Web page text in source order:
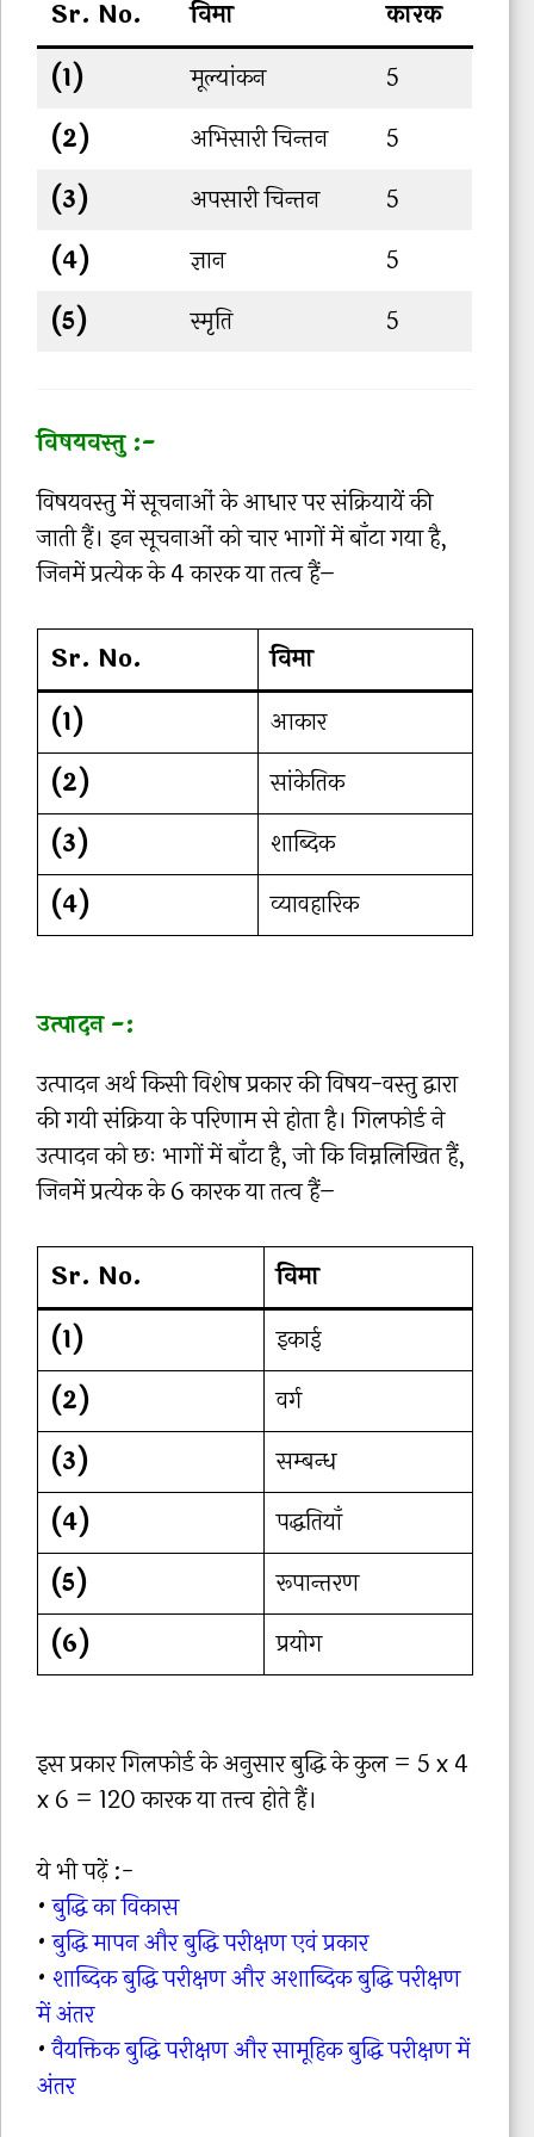
Sr. No. विमा
कारक
(1)
मूल्यांकन
5
(2)
अभिसारी चिन्तन
5
(3)
अपसारी चिन्तन
5
(4)
ज्ञान
5
(5)
स्मृति 5
विषयवस्तु :-
विषयवस्तु में सूचनाओं के आधार पर संक्रियायें की
जाती हैं। इन सूचनाओं को चार भागों में बाँटा गया है,
जिनमें प्रत्येक के 4 कारक या तत्व हैं–
Sr. No.
विमा
(1)
आकार
(2)
सांकेतिक
(3)
शाब्दिक
(4)
व्यावहारिक
उत्पादन -:
उत्पादन अर्थ किसी विशेष प्रकार की विषय-वस्तु द्वारा
की गयी संक्रिया के परिणाम से होता है। गिलफोर्ड ने
उत्पादन को छः भागों में बाँटा है, जो कि निम्नलिखित हैं,
जिनमें प्रत्येक के 6 कारक या तत्व हैं–
Sr. No.
विमा
(1)
इकाई
(2)
वर्ग
(3)
सम्बन्ध
(4)
पद्धतियाँ
(5)
रूपान्तरण
(6)
प्रयोग
इस प्रकार गिलफोर्ड के अनुसार बुद्धि के कुल = 5 x 4
x 6 = 120 कारक या तत्त्व होते हैं।
ये भी पढ़ें :-
•बुद्धि का विकास
•बुद्धि मापन और बुद्धि परीक्षण एवं प्रकार
• शाब्दिक बुद्धि परीक्षण और अशाब्दिक बुद्धि परीक्षण
में अंतर
•वैयक्तिक बुद्धि परीक्षण और सामूहिक बुद्धि परीक्षण में
अंतर